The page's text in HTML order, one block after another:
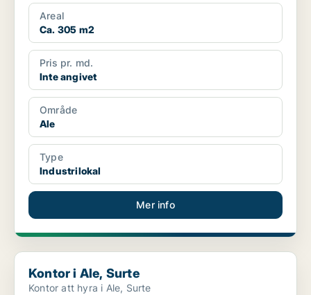
Areal
Ca. 305 m2
Pris pr. md.
Inte angivet
Område
Ale
Type
Industrilokal
Mer info
Kontor i Ale, Surte
Kontor i Ale, Surte
Kontor att hyra i Ale, Surte